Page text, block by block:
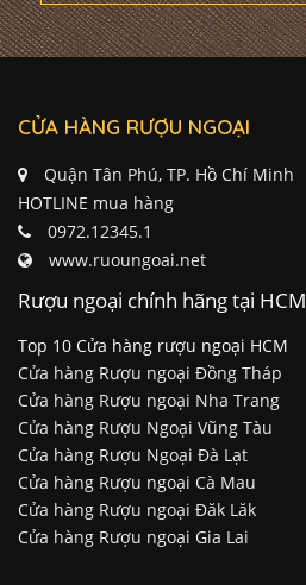
CỬA HÀNG RƯỢU NGOẠI
Quận Tân Phú, TP. Hồ Chí Minh
HOTLINE mua hàng
0972.12345.1
www.ruoungoai.net
Rượu ngoại chính hãng tại HCM
Top 10 Cửa hàng rượu ngoại HCM
Cửa hàng Rượu ngoại Đồng Tháp
Cửa hàng Rượu ngoại Nha Trang
Cửa hàng Rượu Ngoại Vũng Tàu
Cửa hàng Rượu Ngoại Đà Lạt
Cửa hàng Rượu ngoại Cà Mau
Cửa hàng Rượu ngoại Đăk Lăk
Cửa hàng Rượu ngoại Gia Lai